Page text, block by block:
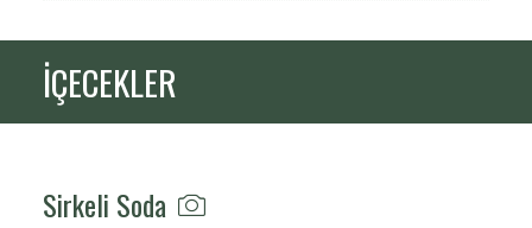
İÇECEKLER
Sirkeli Soda